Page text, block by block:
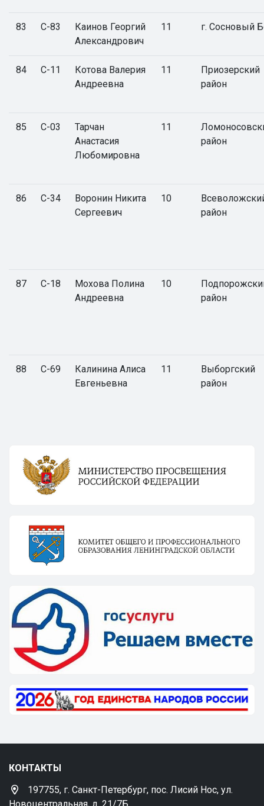
83 С-83
Каинов Георгий
Александрович
11 г. Сосновый
84 С-11
Котова Валерия
Андреевна
11
Приозерский
район
85 С-03
Тарчан
Анастасия
Любомировна
11
район
86 С-34
Воронин Никита
Сергеевич
10
район
87 С-18
Мохова Полина
Андреевна
10
район
88 С-69
Калинина Алиса
Евгеньевна
11
Выборгский
район
КОНТАКТЫ
197755, г. Санкт-Петербург, пос. Лисий Нос, ул.
Новоцентральная, д. 21/7Б